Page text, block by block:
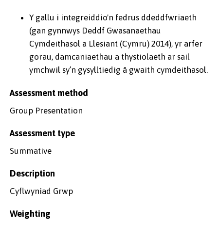
Y gallu i integreiddio'n fedrus ddeddfwriaeth
(gan gynnwys Deddf Gwasanaethau
Cymdeithasol a Llesiant (Cymru) 2014), yr arfer
gorau, damcaniaethau a thystiolaeth ar sail
ymchwil sy’n gysylltiedig â gwaith cymdeithasol.
Assessment method
Group Presentation
Assessment type
Summative
Description
Cyflwyniad Grwp
Weighting